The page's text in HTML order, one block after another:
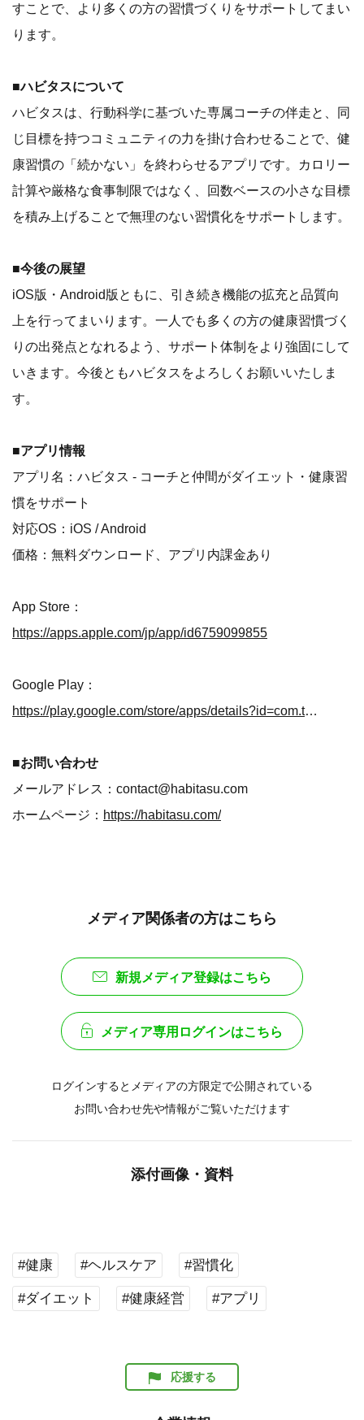
すことで、より多くの方の習慣づくりをサポートしてまい
ります。
■ハビタスについて
ハビタスは、行動科学に基づいた専属コーチの伴走と、同
じ目標を持つコミュニティの力を掛け合わせることで、健
康習慣の「続かない」を終わらせるアプリです。カロリー
計算や厳格な食事制限ではなく、回数ベースの小さな目標
を積み上げることで無理のない習慣化をサポートします。
■今後の展望
iOS版・Android版ともに、引き続き機能の拡充と品質向
上を行ってまいります。一人でも多くの方の健康習慣づく
りの出発点となれるよう、サポート体制をより強固にして
いきます。今後ともハビタスをよろしくお願いいたしま
す。
■アプリ情報
アプリ名：ハビタス - コーチと仲間がダイエット・健康習
慣をサポート
対応OS：iOS / Android
価格：無料ダウンロード、アプリ内課金あり
App Store：
https://apps.apple.com/jp/app/id6759099855
Google Play：
https://play.google.com/store/apps/details?id=com.tako0910furo.habitasu&pcampaignid=web_share
■お問い合わせ
メールアドレス：contact@habitasu.com
ホームページ： https://habitasu.com/
メディア関係者の方はこちら
新規メディア登録はこちら
メディア専用ログインはこちら
ログインするとメディアの方限定で公開されている
お問い合わせ先や情報がご覧いただけます
添付画像・資料
#健康 #ヘルスケア #習慣化
#ダイエット #健康経営 #アプリ
応援する